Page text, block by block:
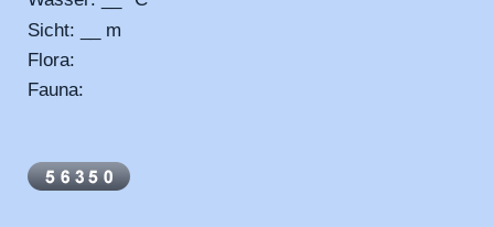
Sicht: __ m
Flora:
Fauna: